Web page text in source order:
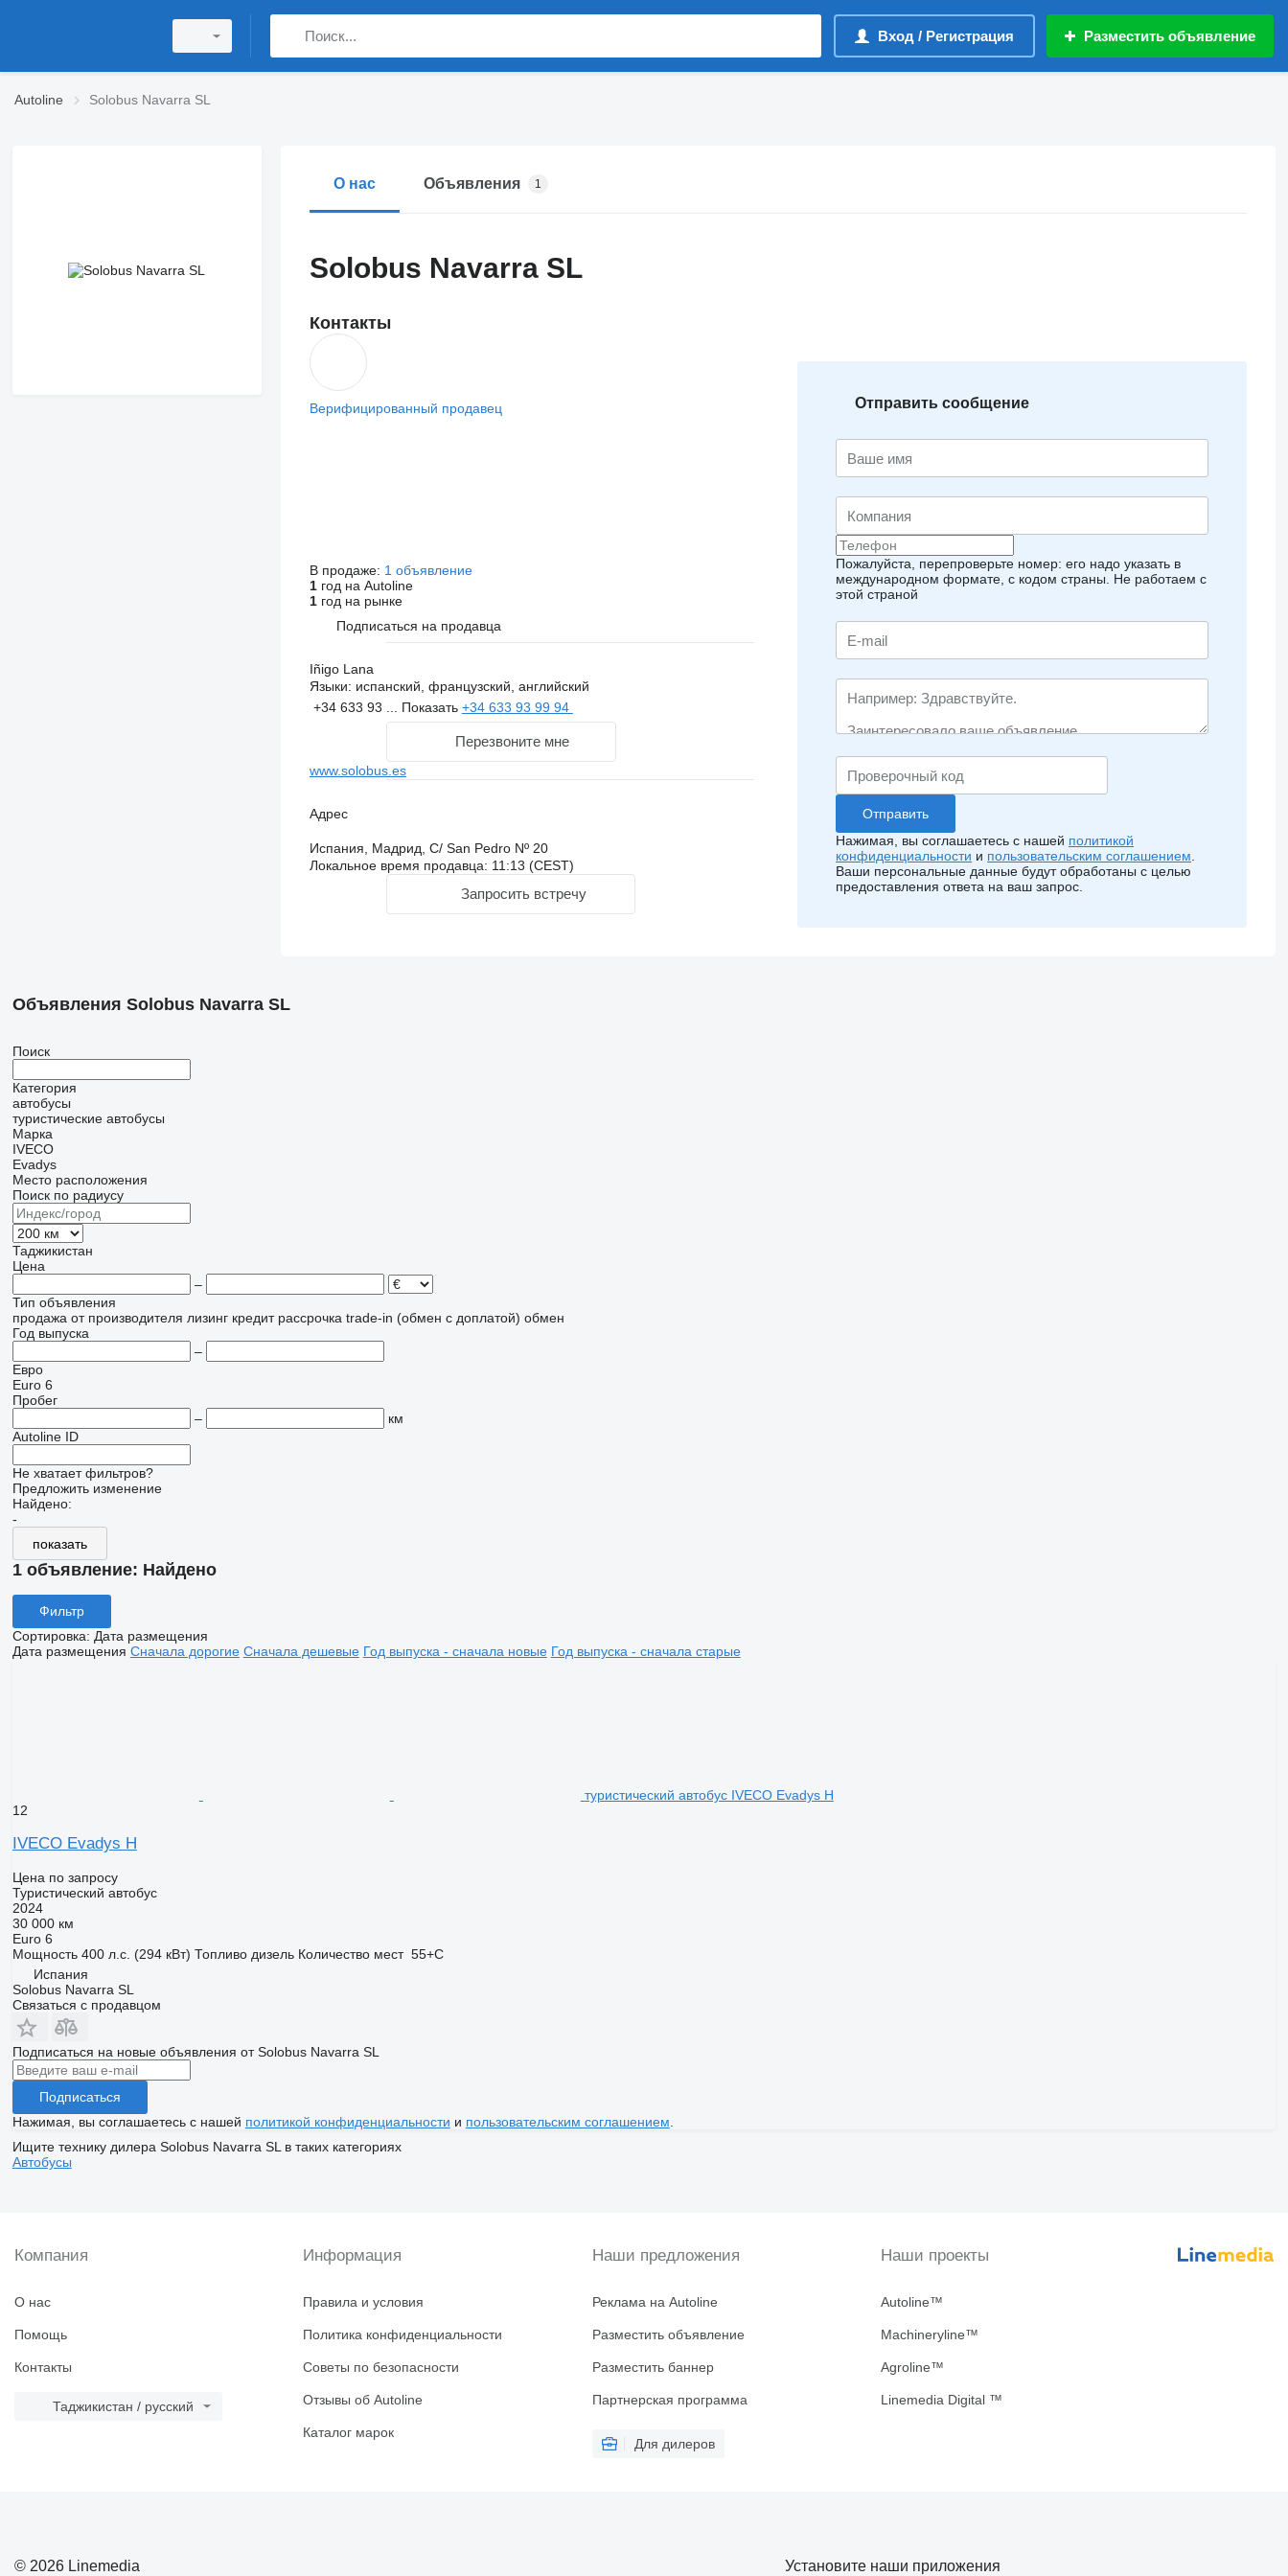
Вход / Регистрация Разместить объявление
Autoline Solobus Navarra SL
О нас Объявления 1
Solobus Navarra SL
Контакты
Верифицированный продавец
В продаже: 1 объявление
1год на Autoline
1год на рынке
Подписаться на продавца
Iñigo Lana
Языки: испанский, французский, английский
+34 633 93 ... Показать +34 633 93 99 94
Перезвоните мне
www.solobus.es
Адрес
Испания, Мадрид, C/ San Pedro Nº 20
Локальное время продавца: 11:13 (CEST)
Запросить встречу
Отправить сообщение
Пожалуйста, перепроверьте номер: его надо указать в
международном формате, с кодом страны.
Не работаем с
этой страной
Нажимая, вы соглашаетесь с нашей политикой
конфиденциальности и пользовательским соглашением
Ваши персональные данные будут обработаны с целью
предоставления ответа на ваш запрос.
Объявления Solobus Navarra SL
Поиск
Категория
автобусы
туристические автобусы
Марка
IVECO
Evadys
Место расположения
Поиск по радиусу
Таджикистан
Цена
–
Тип объявления
продажа от производителя лизинг кредит рассрочка trade-in (обмен с доплатой) обмен
Год выпуска
–
Евро
Euro 6
Пробег
–
км
Autoline ID
Не хватает фильтров?
Предложить изменение
Найдено:
-
показать
1 объявление: Найдено
Фильтр
Сортировка: Дата размещения
Дата размещения Сначала дорогие Сначала дешевые Год выпуска - сначала новые Год выпуска - сначала старые
туристический автобус IVECO Evadys H
12
IVECO Evadys H
Цена по запросу
Туристический автобус
2024
30 000 км
Euro 6
Мощность 400 л.с. (294 кВт) Топливо дизель Количество мест 55+C
Испания
Solobus Navarra SL
Связаться с продавцом
Подписаться на новые объявления от Solobus Navarra SL
Подписаться
Нажимая, вы соглашаетесь с нашей политикой конфиденциальности и пользовательским соглашением
Ищите технику дилера Solobus Navarra SL в таких категориях
Автобусы
Компания
О нас
Помощь
Контакты
Таджикистан / русский
Информация
Правила и условия
Политика конфиденциальности
Советы по безопасности
Отзывы об Autoline
Каталог марок
Наши предложения
Реклама на Autoline
Разместить объявление
Разместить баннер
Партнерская программа
Для дилеров
Наши проекты
Autoline™
Machineryline™
Agroline™
Linemedia Digital ™
© 2026 Linemedia Установите наши приложения